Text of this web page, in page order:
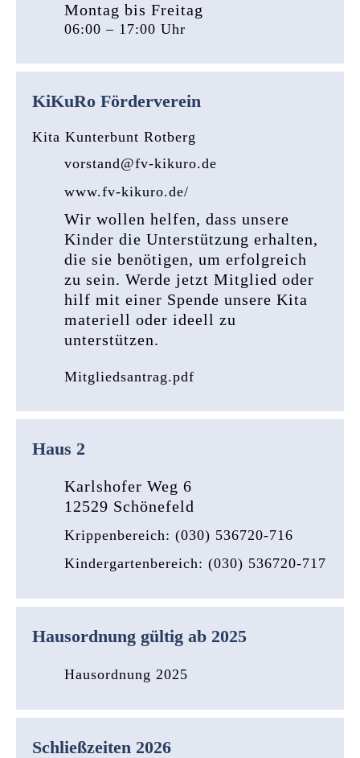
Montag bis Freitag
06:00 – 17:00 Uhr
KiKuRo Förderverein
Kita Kunterbunt Rotberg
vorstand@fv-kikuro.de
www.fv-kikuro.de/
Wir wollen helfen, dass unsere
Kinder die Unterstützung erhalten,
die sie benötigen, um erfolgreich
zu sein. Werde jetzt Mitglied oder
hilf mit einer Spende unsere Kita
materiell oder ideell zu
unterstützen.
Mitgliedsantrag.pdf
Haus 2
Karlshofer Weg 6
12529 Schönefeld
Krippenbereich: (030) 536720-716
Kindergartenbereich: (030) 536720-717
Hausordnung gültig ab 2025
Hausordnung 2025
Schließzeiten 2026